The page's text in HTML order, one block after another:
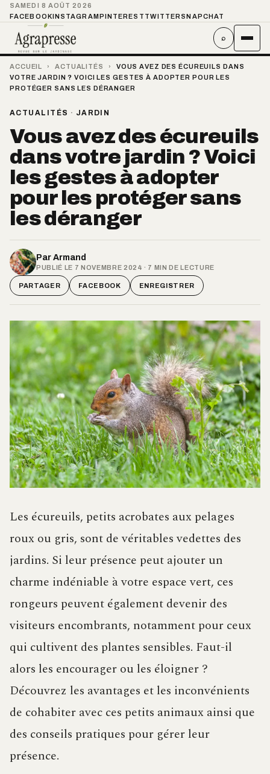
SAMEDI 8 AOÛT 2026
FACEBOOKINSTAGRAMPINTEREST TWITTER SNAPCHAT
⌕
ACCUEIL › ACTUALITÉS ›
VOUS AVEZ DES ÉCUREUILS DANS
VOTRE JARDIN ? VOICI LES GESTES À ADOPTER POUR LES
PROTÉGER SANS LES DÉRANGER
ACTUALITÉS · JARDIN
Vous avez des écureuils
dans votre jardin ? Voici
les gestes à adopter
pour les protéger sans
les déranger
Par Armand
PUBLIÉ LE 7 NOVEMBRE 2024 · 7 MIN DE LECTURE
PARTAGER FACEBOOK ENREGISTRER
Les écureuils, petits acrobates aux pelages
roux ou gris, sont de véritables vedettes des
jardins. Si leur présence peut ajouter un
charme indéniable à votre espace vert, ces
rongeurs peuvent également devenir des
visiteurs encombrants, notamment pour ceux
qui cultivent des plantes sensibles. Faut-il
alors les encourager ou les éloigner ?
Découvrez les avantages et les inconvénients
de cohabiter avec ces petits animaux ainsi que
des conseils pratiques pour gérer leur
présence.